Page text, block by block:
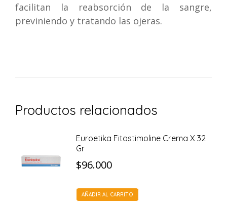
facilitan la reabsorción de la sangre,
previniendo y tratando las ojeras.
Productos relacionados
Euroetika Fitostimoline Crema X 32
Gr
$96.000
AÑADIR AL CARRITO